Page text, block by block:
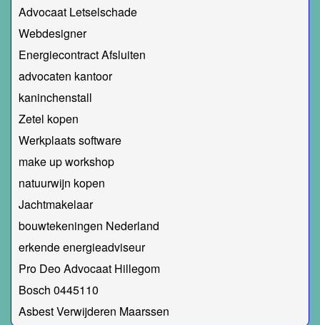
Advocaat Letselschade
Webdesigner
Energiecontract Afsluiten
advocaten kantoor
kaninchenstall
Zetel kopen
Werkplaats software
make up workshop
natuurwijn kopen
Jachtmakelaar
bouwtekeningen Nederland
erkende energieadviseur
Pro Deo Advocaat Hillegom
Bosch 0445110
Asbest Verwijderen Maarssen